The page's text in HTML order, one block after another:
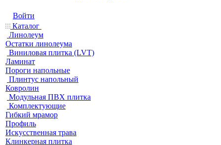
Войти
Каталог
Линолеум
Остатки линолеума
Виниловая плитка (LVT)
Ламинат
Пороги напольные
Плинтус напольный
Ковролин
Модульная ПВХ плитка
Комплектующие
Гибкий мрамор
Профиль
Искусственная трава
Клинкерная плитка